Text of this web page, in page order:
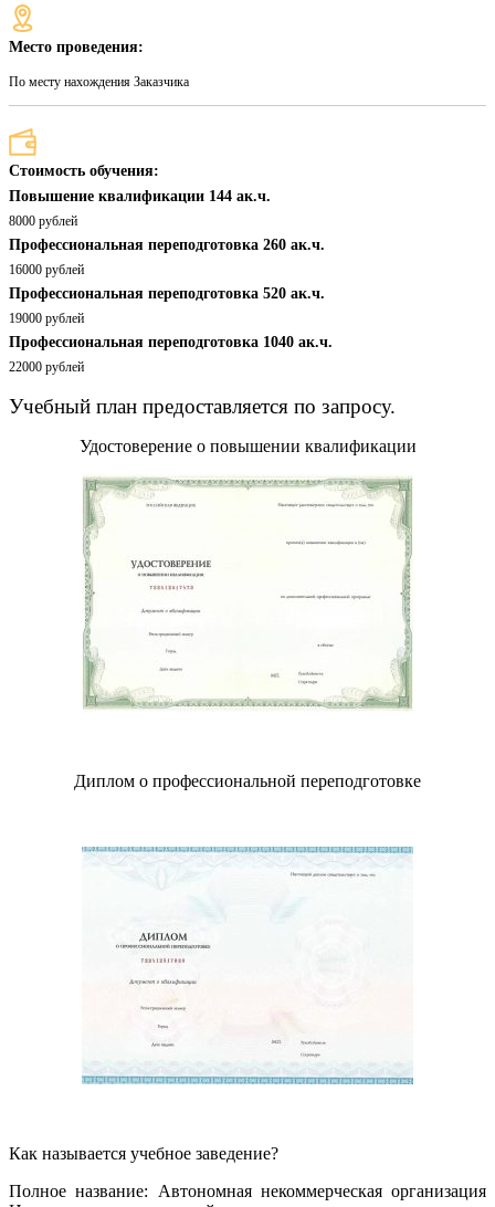
Место проведения:
По месту нахождения Заказчика
Стоимость обучения:
Повышение квалификации 144 ак.ч.
8000 рублей
Профессиональная переподготовка 260 ак.ч.
16000 рублей
Профессиональная переподготовка 520 ак.ч.
19000 рублей
Профессиональная переподготовка 1040 ак.ч.
22000 рублей
Учебный план предоставляется по запросу.
Удостоверение о повышении квалификации
Диплом о профессиональной переподготовке
Как называется учебное заведение?
Полное название: Автономная некоммерческая организация